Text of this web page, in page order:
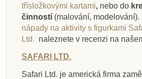
třísložkovými kartami, nebo do
činností (malování, modelování).
nápady na aktivity s figurkami
Ltd. naleznete v recenzi na
SAFARI LTD.
Safari Ltd. je americká firma